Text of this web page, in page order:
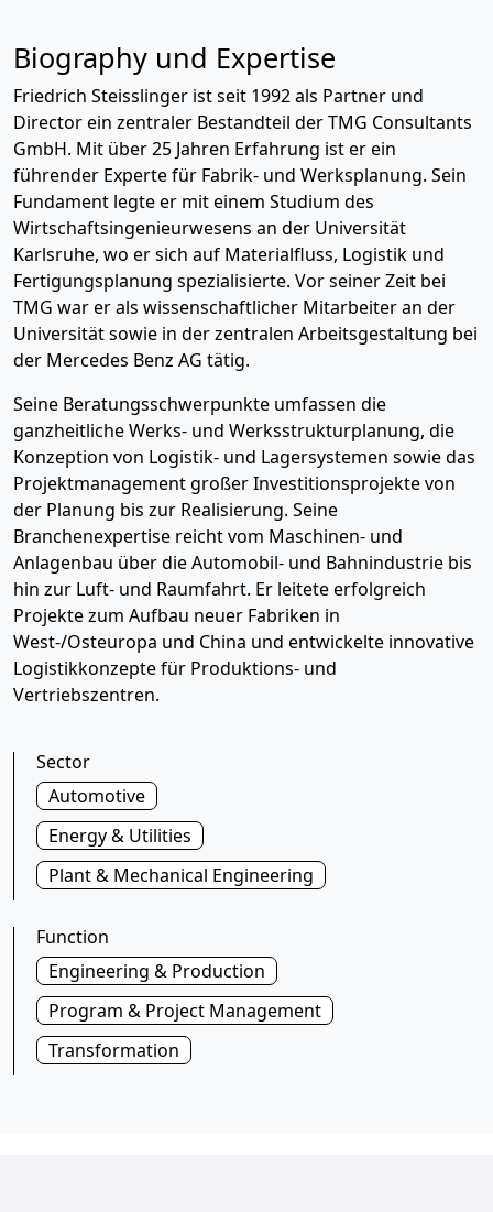
Biography und Expertise
Friedrich Steisslinger ist seit 1992 als Partner und
Director ein zentraler Bestandteil der TMG Consultants
GmbH. Mit über 25 Jahren Erfahrung ist er ein
führender Experte für Fabrik- und Werksplanung. Sein
Fundament legte er mit einem Studium des
Wirtschaftsingenieurwesens an der Universität
Karlsruhe, wo er sich auf Materialfluss, Logistik und
Fertigungsplanung spezialisierte. Vor seiner Zeit bei
TMG war er als wissenschaftlicher Mitarbeiter an der
Universität sowie in der zentralen Arbeitsgestaltung bei
der Mercedes Benz AG tätig.
Seine Beratungsschwerpunkte umfassen die
ganzheitliche Werks- und Werksstrukturplanung, die
Konzeption von Logistik- und Lagersystemen sowie das
Projektmanagement großer Investitionsprojekte von
der Planung bis zur Realisierung. Seine
Branchenexpertise reicht vom Maschinen- und
Anlagenbau über die Automobil- und Bahnindustrie bis
hin zur Luft- und Raumfahrt. Er leitete erfolgreich
Projekte zum Aufbau neuer Fabriken in
West-/Osteuropa und China und entwickelte innovative
Logistikkonzepte für Produktions- und
Vertriebszentren.
Sector
Automotive
Energy & Utilities
Plant & Mechanical Engineering
Function
Engineering & Production
Program & Project Management
Transformation